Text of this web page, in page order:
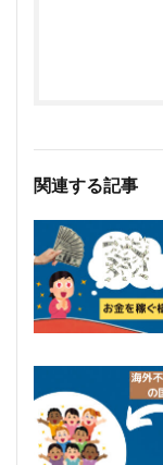
関連する記事